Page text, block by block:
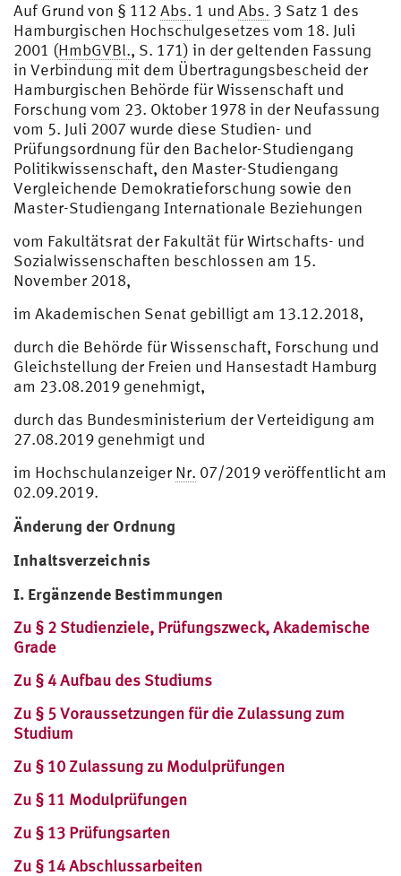
Auf Grund von § 112 Abs. 1 und Abs. 3 Satz 1 des
Hamburgischen Hochschulgesetzes vom 18. Juli
2001 (HmbGVBl., S. 171) in der geltenden Fassung
in Verbindung mit dem Übertragungsbescheid der
Hamburgischen Behörde für Wissenschaft und
Forschung vom 23. Oktober 1978 in der Neufassung
vom 5. Juli 2007 wurde diese Studien- und
Prüfungsordnung für den Bachelor-Studiengang
Politikwissenschaft, den Master-Studiengang
Vergleichende Demokratieforschung sowie den
Master-Studiengang Internationale Beziehungen
vom Fakultätsrat der Fakultät für Wirtschafts- und
Sozialwissenschaften beschlossen am 15.
November 2018,
im Akademischen Senat gebilligt am 13.12.2018,
durch die Behörde für Wissenschaft, Forschung und
Gleichstellung der Freien und Hansestadt Hamburg
am 23.08.2019 genehmigt,
durch das Bundesministerium der Verteidigung am
27.08.2019 genehmigt und
im Hochschulanzeiger Nr. 07/2019 veröffentlicht am
02.09.2019.
Änderung der Ordnung
Inhaltsverzeichnis
I. Ergänzende Bestimmungen
Zu § 2 Studienziele, Prüfungszweck, Akademische
Grade
Zu § 4 Aufbau des Studiums
Zu § 5 Voraussetzungen für die Zulassung zum
Studium
Zu § 10 Zulassung zu Modulprüfungen
Zu § 11 Modulprüfungen
Zu § 13 Prüfungsarten
Zu § 14 Abschlussarbeiten